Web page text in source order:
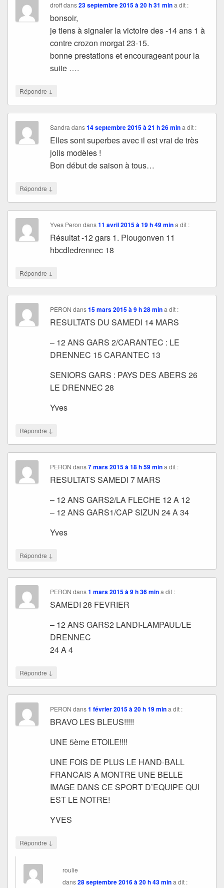
droffdans23 septembre 2015 à 20 h 31 min a dit :
bonsoir,
je tiens à signaler la victoire des -14 ans 1 à
contre crozon morgat 23-15.
bonne prestations et encourageant pour la
suite ….
Répondre ↓
Sandra dans14 septembre 2015 à 21 h 26 min a dit :
Elles sont superbes avec il est vrai de très
jolis modèles !
Bon début de saison à tous…
Répondre ↓
Yves Peron dans11 avril 2015 à 19 h 49 min a dit :
Résultat -12 gars 1. Plougonven 11
hbcdledrennec 18
Répondre ↓
PERON dans15 mars 2015 à 9 h 28 min a dit :
RESULTATS DU SAMEDI 14 MARS
– 12 ANS GARS 2/CARANTEC : LE
DRENNEC 15 CARANTEC 13
SENIORS GARS : PAYS DES ABERS 26
LE DRENNEC 28
Yves
Répondre ↓
PERON dans7 mars 2015 à 18 h 59 min a dit :
RESULTATS SAMEDI 7 MARS
– 12 ANS GARS2/LA FLECHE 12 A 12
– 12 ANS GARS1/CAP SIZUN 24 A 34
Yves
Répondre ↓
PERON dans1 mars 2015 à 9 h 36 min a dit :
SAMEDI 28 FEVRIER
– 12 ANS GARS2 LANDI-LAMPAUL/LE
DRENNEC
24 A 4
Répondre ↓
PERON dans1 février 2015 à 20 h 19 min a dit :
BRAVO LES BLEUS!!!!!
UNE 5ème ETOILE!!!!
UNE FOIS DE PLUS LE HAND-BALL
FRANCAIS A MONTRE UNE BELLE
IMAGE DANS CE SPORT D’EQUIPE QUI
EST LE NOTRE!
YVES
Répondre ↓
roulie
dans28 septembre 2016 à 20 h 43 mina dit :